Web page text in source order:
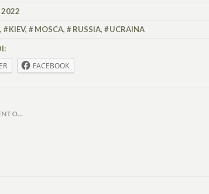
2022
, KIEV, MOSCA, RUSSIA, UCRAINA
FACEBOOK